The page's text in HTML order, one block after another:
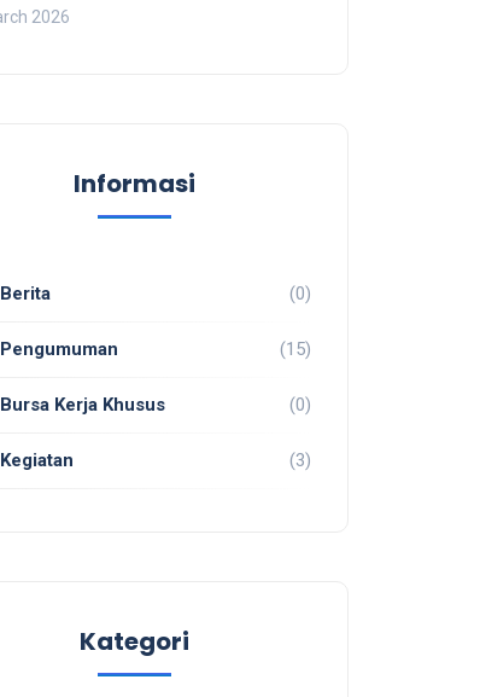
2026
Informasi
Berita (0)
Pengumuman (15)
Bursa Kerja Khusus (0)
Kegiatan (3)
Kategori